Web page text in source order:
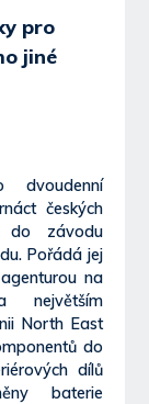
pro
jiné
českých
do závodu
Pořádá jej
na
největším
North East
do
dílů
baterie